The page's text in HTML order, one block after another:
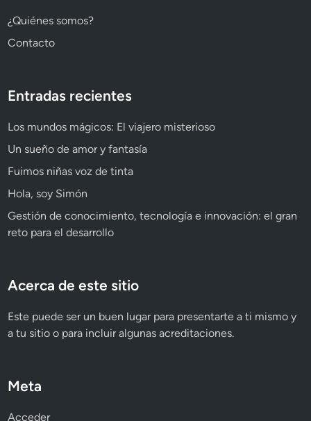
¿Quiénes somos?
Contacto
Entradas recientes
Los mundos mágicos: El viajero misterioso
Un sueño de amor y fantasía
Fuimos niñas voz de tinta
Hola, soy Simón
Gestión de conocimiento, tecnología e innovación: el gran
reto para el desarrollo
Acerca de este sitio
Este puede ser un buen lugar para presentarte a ti mismo y
a tu sitio o para incluir algunas acreditaciones.
Meta
Acceder